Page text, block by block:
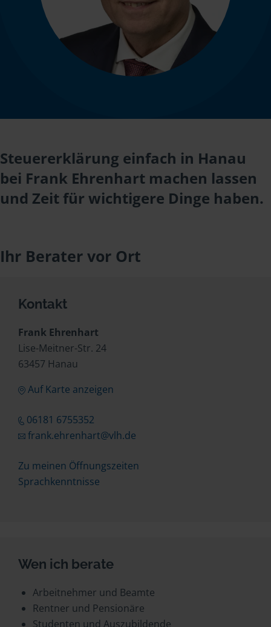
Steuererklärung einfach in Hanau
bei Frank Ehrenhart machen lassen
und Zeit für wichtigere Dinge haben.
Ihr Berater vor Ort
Kontakt
Frank Ehrenhart
Lise-Meitner-Str. 24
63457 Hanau
Auf Karte anzeigen
06181 6755352
frank.ehrenhart@vlh.de
Zu meinen Öffnungszeiten
Sprachkenntnisse
Wen ich berate
Arbeitnehmer und Beamte
Rentner und Pensionäre
Studenten und Auszubildende